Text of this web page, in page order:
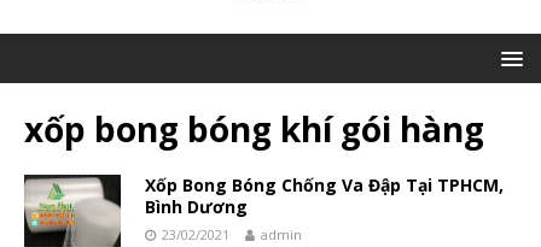
xốp bong bóng khí gói hàng
Xốp Bong Bóng Chống Va Đập Tại TPHCM,
Bình Dương
23/02/2021 admin